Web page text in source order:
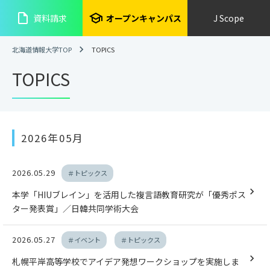
insert_drive_file 資料請求 school オープンキャンパス J Scope
北海道情報大学TOP TOPICS
TOPICS
2026年05月
2026.05.29 ＃トピックス
本学「HIUブレイン」を活用した複言語教育研究が「優秀ポス
ター発表賞」／日韓共同学術大会
2026.05.27 ＃イベント ＃トピックス
札幌平岸高等学校でアイデア発想ワークショップを実施しま